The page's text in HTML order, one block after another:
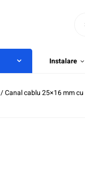
Instalare
/ Canal cablu 25×16 mm